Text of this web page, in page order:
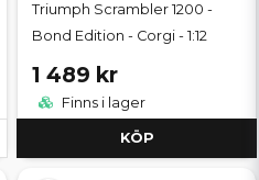
Triumph Scrambler 1200 -
Bond Edition - Corgi - 1:12
1 489 kr
Finns i lager
KÖP